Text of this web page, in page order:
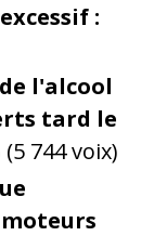
:
l'alcool
tard le
(5 744 voix)